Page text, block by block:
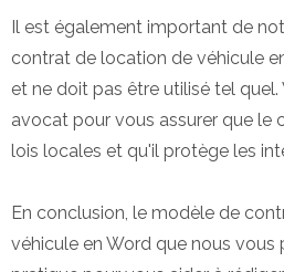
Il est également important de
contrat de location de véhicule
et ne doit pas être utilisé tel
avocat pour vous assurer que le
lois locales et qu'il protège les
En conclusion, le modèle de
véhicule en Word que nous